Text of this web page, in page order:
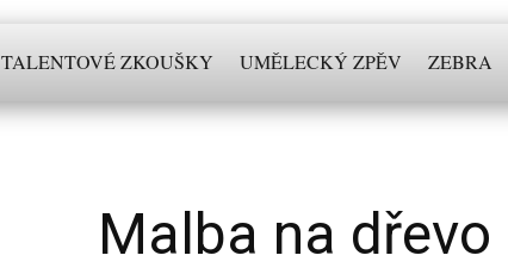
TALENTOVÉ ZKOUŠKY UMĚLECKÝ ZPĚV ZEBRA
Malba na dřevo